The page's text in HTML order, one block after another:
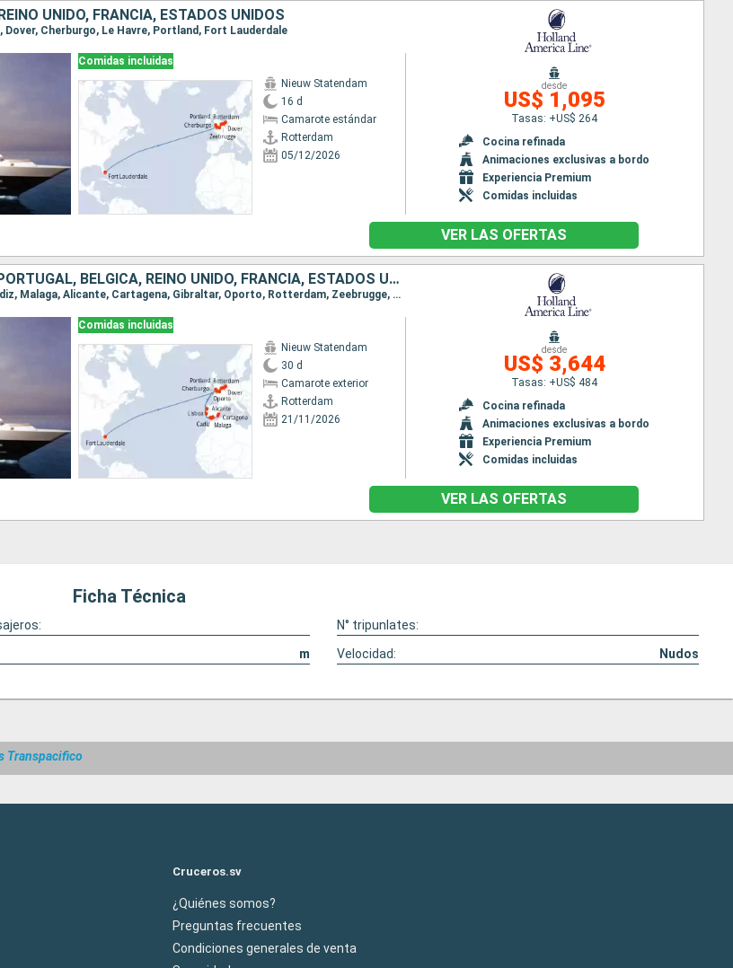
UNIDO, FRANCIA, ESTADOS UNIDOS
Cherburgo, Le Havre, Portland, Fort Lauderdale
Comidas incluidas
Nieuw Statendam
16 d
Camarote estándar
Rotterdam
05/12/2026
desde
US$ 1,095
Tasas: +US$ 264
Cocina refinada
Animaciones exclusivas a bordo
Experiencia Premium
Comidas incluidas
VER LAS OFERTAS
PAISES BAJOS, ESPAÑA, PORTUGAL, BÉLGICA, REINO UNIDO, FRANCIA, ESTADOS UNIDOS
Itinerario : Rotterdam, Lisboa, Cadiz, Malaga, Alicante, Cartagena, Gibraltar, Oporto, Rotterdam, Zeebrugge, Dover, Cherburgo, Le Havre, Portland, Fort Lauderdale
Comidas incluidas
Nieuw Statendam
30 d
Camarote exterior
Rotterdam
21/11/2026
desde
US$ 3,644
Tasas: +US$ 484
Cocina refinada
Animaciones exclusivas a bordo
Experiencia Premium
Comidas incluidas
VER LAS OFERTAS
Ficha Técnica
N° tripunlates:
m Velocidad: Nudos
Transpacifico
Cruceros.sv
¿Quiénes somos?
Preguntas frecuentes
Condiciones generales de venta